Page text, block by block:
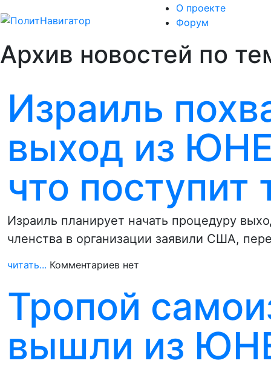
О проекте
Форум
Архив новостей по
Израиль
выход из
что поступит
Израиль планирует начать процедуру
членства в организации заявили США,
читать... Комментариев нет
Тропой
вышли из